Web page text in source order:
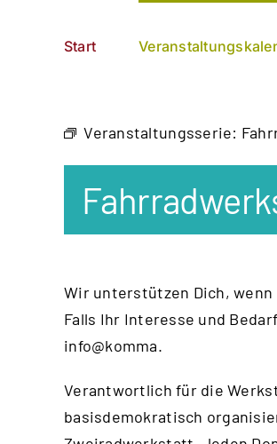
Start
Veranstaltungsserie:
Wir unterstützen Dich,
Falls Ihr Interesse und
info@komma.
Verantwortlich für die
basisdemokratisch